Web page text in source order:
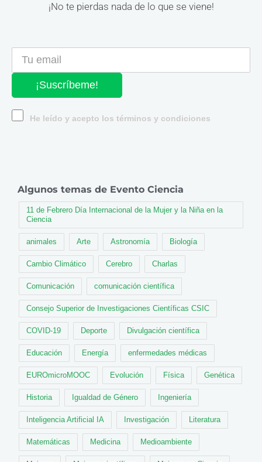
¡No te pierdas nada de lo que se viene!
¡Suscríbeme!
He leído y acepto los términos y condiciones
Algunos temas de Evento Ciencia
11 de Febrero Día Internacional de la Mujer y la Niña en la
Ciencia
animales Arte Astronomía Biología
Cambio Climático Cerebro Charlas
Comunicación comunicación científica
Consejo Superior de Investigaciones Científicas CSIC
COVID-19 Deporte Divulgación científica
Educación Energía enfermedades médicas
EUROmicroMOOC Evolución Física Genética
Historia Igualdad de Género Ingeniería
Inteligencia Artificial IA Investigación Literatura
Matemáticas Medicina Medioambiente